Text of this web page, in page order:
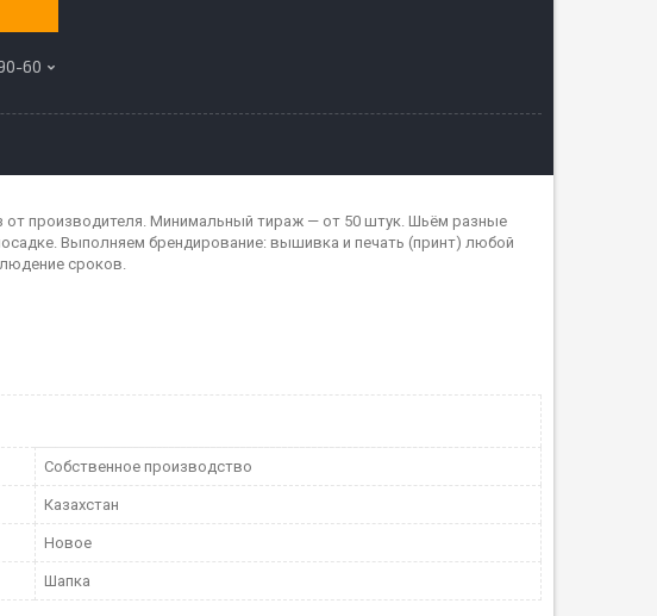
60
от производителя. Минимальный тираж — от 50 штук. Шьём разные
Выполняем брендирование: вышивка и печать (принт) любой
сроков.
Собственное производство
Казахстан
Новое
Шапка